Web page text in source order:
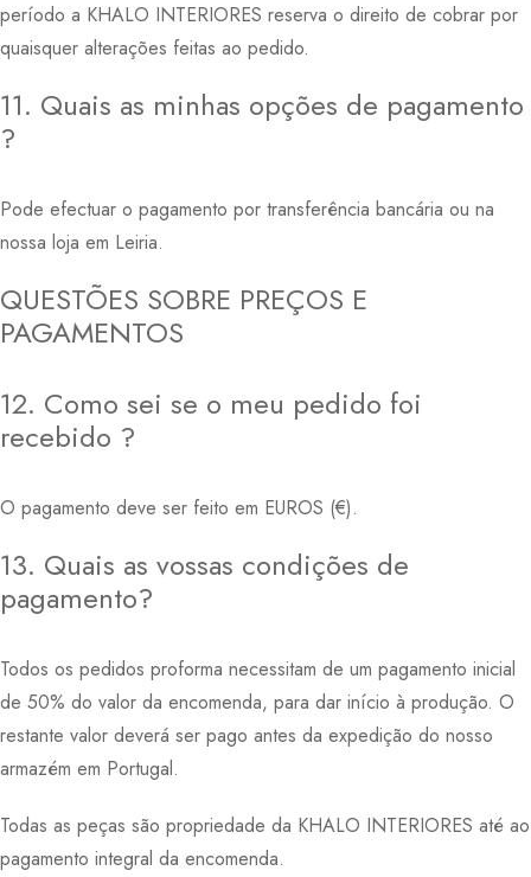
período a KHALO INTERIORES reserva o direito de cobrar por
quaisquer alterações feitas ao pedido.
11. Quais as minhas opções de pagamento
?
Pode efectuar o pagamento por transferência bancária ou na
nossa loja em Leiria.
QUESTÕES SOBRE PREÇOS E
PAGAMENTOS
12. Como sei se o meu pedido foi
recebido ?
O pagamento deve ser feito em EUROS (€).
13. Quais as vossas condições de
pagamento?
Todos os pedidos proforma necessitam de um pagamento inicial
de 50% do valor da encomenda, para dar início à produção. O
restante valor deverá ser pago antes da expedição do nosso
armazém em Portugal.
Todas as peças são propriedade da KHALO INTERIORES até ao
pagamento integral da encomenda.